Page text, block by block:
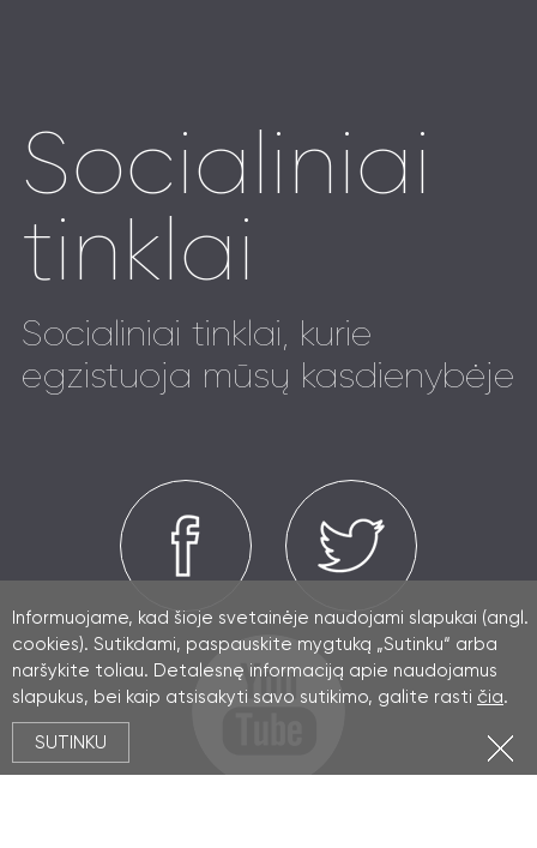
Informuojame, kad šioje svetainėje naudojami slapukai (angl.
cookies). Sutikdami, paspauskite mygtuką „Sutinku“ arba
naršykite toliau. Detalesnę informaciją apie naudojamus
slapukus, bei kaip atsisakyti savo sutikimo, galite rasti čia.
SUTINKU
Socialiniai
tinklai
Socialiniai tinklai, kurie
egzistuoja mūsų kasdienybėje